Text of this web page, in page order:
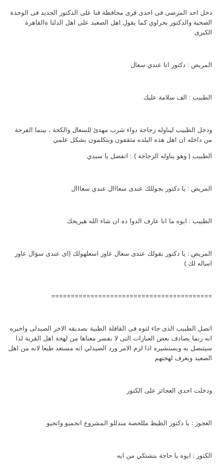
دخل احد المرضى فى احدى قرى محافظة قنا على الدكتور الجديد فى الوحدة
الصحية والدكتور بحراوي كما يقول اهل الصعيد على اهل الدلتا ةالقاهرة
الكبرى
المريض : دكتور انا عندي سعال
الطبيب : الف سلامة عليك
ودخل الطبيب ليناوله زجاجة دواء شرب مهدئ للسعال والكحة ، بينما الفرحة
من داخله ان اهل هذه البلده مثقفون ويتكلمون بشكل علمي
الطبيب ( وهو يناوله الزجاجة ) : اتفضل يا سيدي
المريض : يا دكتور بجوللك عندى سعااال عندي سعااال
الطبيب : ايوه ما انا عارف الدوا ده ان شاء الله هيريحك
المريض : يا دكتور بقولك عندى سعال عاوز اسعلهولك (اى عندى سؤال عاوز
اساله لك )
=========================================
اتصل الطبيب الذى جاء لتوه فى القافلة الطبية بصديقه الاخر الصيدلى واخبره
انه ربما يصادف بعض العبارات التى لا بفسر معناها من لهجة اهل القرية لذا
سيتنصل به ويستشيره اذا لزم الامر ورد الصيدلي انه مستعد طبعا لانه من اهل
الصعيد ويعرف لهجتهم
ودخلت احدى العجائز على الكتور
العجوز : يا دكتور الظيظ مللحضة مندللو المشروع اتحميو واتجيو
الكتور : ايوه يا حاجة بتشتكي من ايه